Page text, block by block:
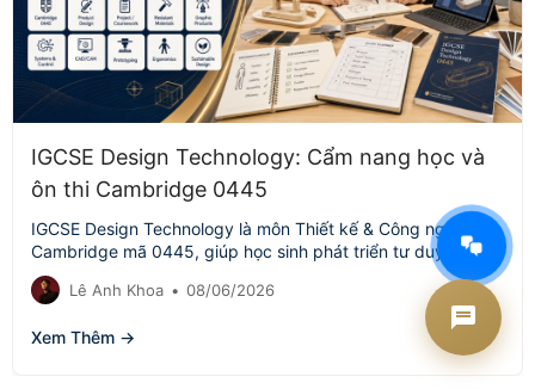
IGCSE Design Technology: Cẩm nang học và
ôn thi Cambridge 0445
IGCSE Design Technology là môn Thiết kế & Công nghệ
Cambridge mã 0445, giúp học sinh phát triển tư duy sáng
tạo,…
Lê Anh Khoa • 08/06/2026
Xem Thêm →
AI Tư vấn Times Edu
Đang hoạt động